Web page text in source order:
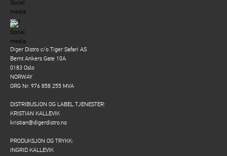
Diger Distro c/o Tiger Safari AS
Bernt Ankers Gate 10A
0183 Oslo
NORWAY
ORG Nr. 976 858 255 MVA
DISTRIBUSJON OG LABEL TJENESTER:
KRISTIAN KALLEVIK
kristian@digerdistro.no
PRODUKSJON OG TRYKK:
INGRID KALLEVIK